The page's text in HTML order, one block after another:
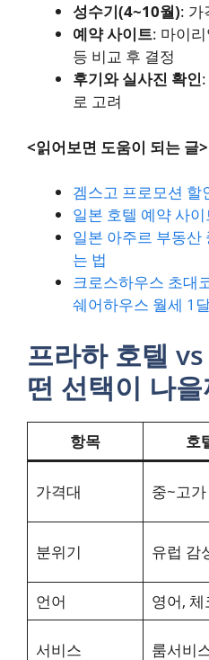
성수기(4~10월): 가
예약 사이트: 마이
등 비교 후 결정
후기와 실사진 확인
로 고려
<읽어보면 도움이 되는 글>
겜스고 프로모션 할
일본 호텔 예약 사이
일본 아주르 부동산
는 법
크로스하우스 초대
쉐어하우스 월세 1
프라하 호텔
떤 선택이 나을
항목 호
가격대 중~고
분위기 유럽 감
언어
영어, 체
서비스 룸서비